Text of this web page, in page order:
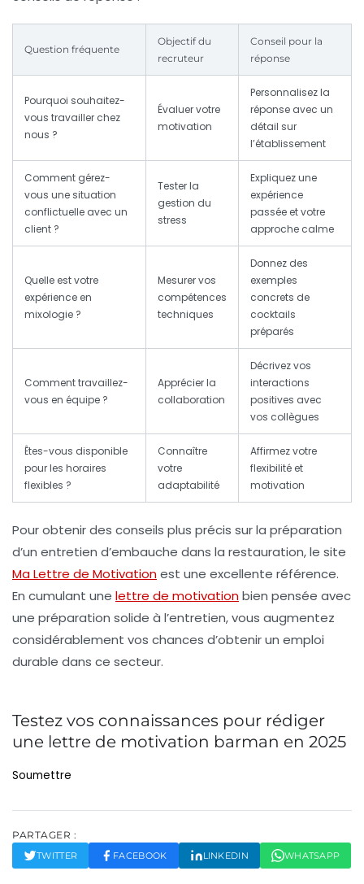
Question fréquente
Objectif du
recruteur
Conseil pour la
réponse
Pourquoi souhaitez-
vous travailler chez
nous ?
Évaluer votre
motivation
Personnalisez la
réponse avec un
détail sur
l’établissement
Comment gérez-
vous une situation
conflictuelle avec un
client ?
Tester la
gestion du
stress
Expliquez une
expérience
passée et votre
approche calme
Quelle est votre
expérience en
mixologie ?
Mesurer vos
compétences
techniques
Donnez des
exemples
concrets de
cocktails
préparés
Comment travaillez-
vous en équipe ?
Apprécier la
collaboration
Décrivez vos
interactions
positives avec
vos collègues
Êtes-vous disponible
pour les horaires
flexibles ?
Connaître
votre
adaptabilité
Affirmez votre
flexibilité et
motivation
Pour obtenir des conseils plus précis sur la préparation
d’un entretien d’embauche dans la restauration, le site
Ma Lettre de Motivationest une excellente référence.
En cumulant une lettre de motivationbien pensée avec
une préparation solide à l’entretien, vous augmentez
considérablement vos chances d’obtenir un emploi
durable dans ce secteur.
Testez vos connaissances pour rédiger
une lettre de motivation barman en 2025
Soumettre
PARTAGER :
TWITTER FACEBOOK LINKEDIN WHATSAPP